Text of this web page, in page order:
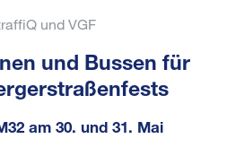
und VGF
und Bussen für
am 30. und 31. Mai